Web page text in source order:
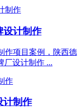
设计制作
作项目案例，陕西德
厂设计制作 ...
计制作